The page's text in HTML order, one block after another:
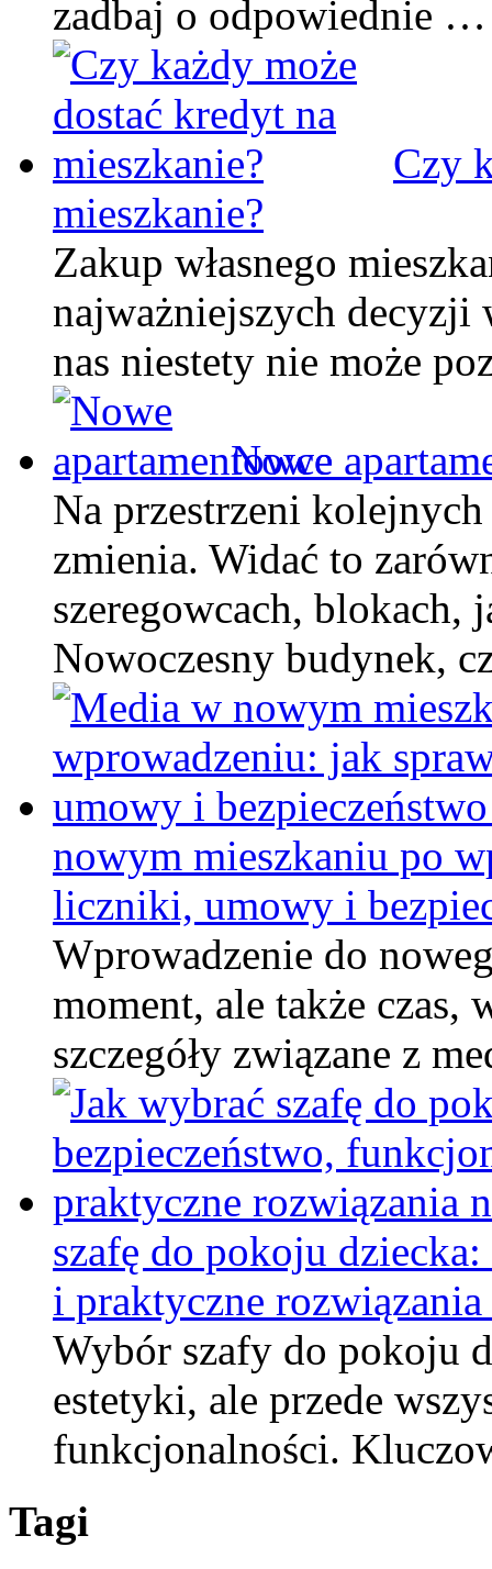
zadbaj o odpowiednie …
Czy
mieszkanie?
Zakup własnego
najważniejszych decyzji
nas niestety nie może
Nowe
Na przestrzeni
zmienia. Widać to
szeregowcach, blokach,
Nowoczesny budynek,
nowym mieszkaniu po
liczniki, umowy i
Wprowadzenie do
moment, ale także
szczegóły związane z
szafę do pokoju
i praktyczne
Wybór szafy do pokoju
estetyki, ale przede
funkcjonalności.
Tagi